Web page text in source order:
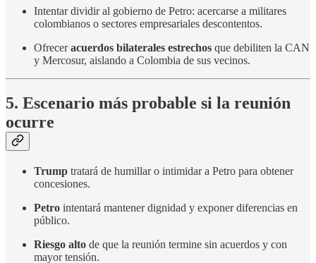
Intentar dividir al gobierno de Petro: acercarse a militares
colombianos o sectores empresariales descontentos.
Ofreceracuerdos bilaterales estrechos que debiliten la CAN
y Mercosur, aislando a Colombia de sus vecinos.
5. Escenario más probable si la reunión
ocurre
Trump tratará de humillar o intimidar a Petro para obtener
concesiones.
Petro intentará mantener dignidad y exponer diferencias en
público.
Riesgo alto de que la reunión termine sin acuerdos y con
mayor tensión.